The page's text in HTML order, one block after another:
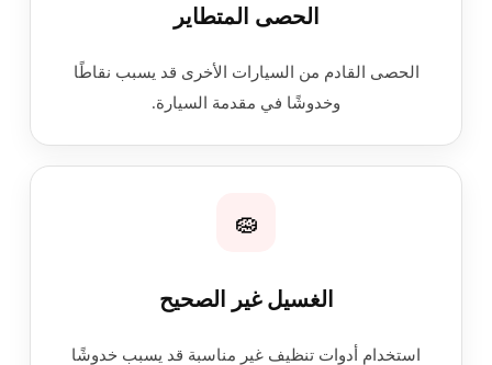
الحصى المتطاير
الحصى القادم من السيارات الأخرى قد يسبب نقاطًا
وخدوشًا في مقدمة السيارة.
🧽
الغسيل غير الصحيح
استخدام أدوات تنظيف غير مناسبة قد يسبب خدوشًا